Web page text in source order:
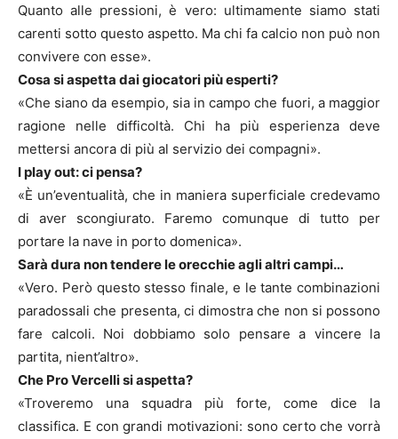
Quanto alle pressioni, è vero: ultimamente siamo stati
carenti sotto questo aspetto. Ma chi fa calcio non può non
convivere con esse».
Cosa si aspetta dai giocatori più esperti?
«Che siano da esempio, sia in campo che fuori, a maggior
ragione nelle difficoltà. Chi ha più esperienza deve
mettersi ancora di più al servizio dei compagni».
I play out: ci pensa?
«È un’eventualità, che in maniera superficiale credevamo
di aver scongiurato. Faremo comunque di tutto per
portare la nave in porto domenica».
Sarà dura non tendere le orecchie agli altri campi…
«Vero. Però questo stesso finale, e le tante combinazioni
paradossali che presenta, ci dimostra che non si possono
fare calcoli. Noi dobbiamo solo pensare a vincere la
partita, nient’altro».
Che Pro Vercelli si aspetta?
«Troveremo una squadra più forte, come dice la
classifica. E con grandi motivazioni: sono certo che vorrà